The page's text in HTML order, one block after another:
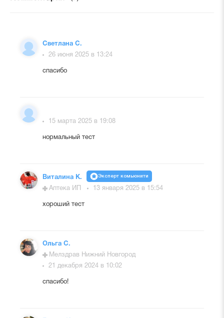
Светлана С.
26 июня 2025 в 13:24
спасибо
15 марта 2025 в 19:08
нормальный тест
Виталина К. Эксперт комьюнити
Аптека ИП 13 января 2025 в 15:54
хороший тест
Ольга С.
Мелздрав Нижний Новгород
21 декабря 2024 в 10:02
спасибо!